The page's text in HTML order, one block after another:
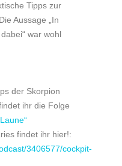
Tipps zur
Aussage „In
war wohl
der Skorpion
ihr die Folge
findet ihr hier!:
3406577/cockpit-